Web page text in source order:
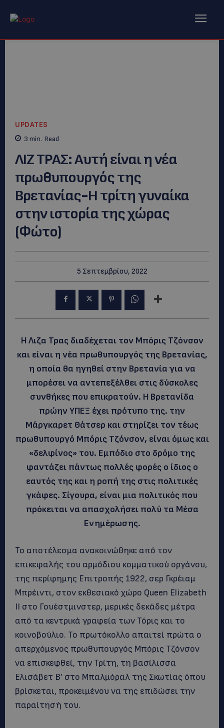
UPDATES
3 min. Read
ΛΙΖ ΤΡΑΣ: Αυτή είναι η νέα
πρωθυπουργός της
Βρετανίας-Η τρίτη γυναίκα
στην ιστορία της χώρας
(Φώτο)
5 Σεπτεμβρίου, 2022
Η Λιζα Τρας διαδέχεται τον Μπόρις Τζόνσον
και είναι η νέα πρωθυπουργός της Βρετανίας,
η οποία θα ηγηθεί στην Βρετανία για να
μπορέσει να αντεπεξέλθει στις δύσκολες
συνθήκες που επικρατούν. Η Βρετανίδα
πρώην ΥΠΕΞ έχει πρότυπο της. την
Μάργκαρετ Θάτσερ και στηρίζει τον τέως
πρωθυπουργό Μπόρις Τζόνσον, είναι όμως και
«δελφίνος» του. Εμπόδιο στο δρόμο της
φαντάζει πάντως πολλές φορές ο ίδιος ο
εαυτός της και η ροπή της στις πολιτικές
γκάφες. Σίγουρα, είναι μια πολιτικός που
πρόκειται να απασχολήσει πολύ τα Μέσα
Ενημέρωσης.
Το αποτέλεσμα ανακοινώθηκε από τον
επικεφαλής του αρμόδιου κομματικού οργάνου,
της περίφημης Επιτροπής 1922, σερ Γκρέιαμ
Μπρέιντι, στον εκθεσιακό χώρο Queen Elizabeth
II στο Γουέστμινστερ, μερικές δεκάδες μέτρα
από τα κεντρικά γραφεία των Τόρις και το
κοινοβούλιο. Το πρωτόκολλο απαιτεί πρώτα ο
απερχόμενος πρωθυπουργός Μπόρις Τζόνσον
να επισκεφθεί, την Τρίτη, τη βασίλισσα
Ελισάβετ Β’ στο Μπαλμόραλ της Σκωτίας όπου
βρίσκεται, προκειμένου να της επιδώσει την
παραίτησή του.